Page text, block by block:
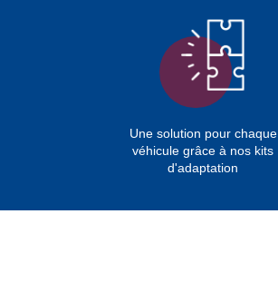
Une solution pour chaque
véhicule grâce à nos kits
d'adaptation